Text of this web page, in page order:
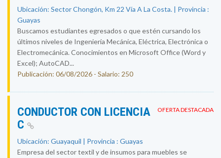
Ubicación: Sector Chongón, Km 22 Vía A La Costa. | Provincia :
Guayas
Buscamos estudiantes egresados o que estén cursando los
últimos niveles de Ingeniería Mecánica, Eléctrica, Electrónica o
Electromecánica. Conocimientos en Microsoft Office (Word y
Excel); AutoCAD...
Publicación: 06/08/2026 - Salario: 250
OFERTA DESTACADA
CONDUCTOR CON LICENCIA
C
Ubicación: Guayaquil | Provincia : Guayas
Empresa del sector textil y de insumos para muebles se